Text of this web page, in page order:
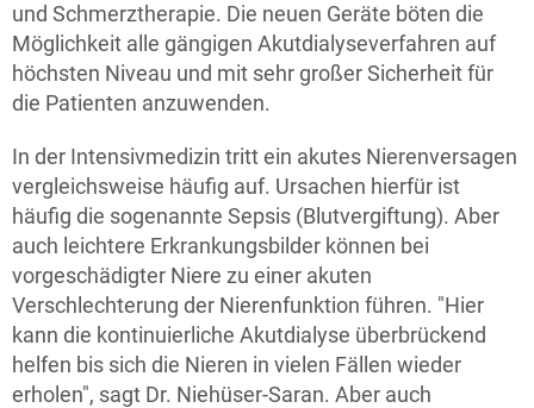
und Schmerztherapie. Die neuen Geräte böten die
Möglichkeit alle gängigen Akutdialyseverfahren auf
höchsten Niveau und mit sehr großer Sicherheit für
die Patienten anzuwenden.
In der Intensivmedizin tritt ein akutes Nierenversagen
vergleichsweise häufig auf. Ursachen hierfür ist
häufig die sogenannte Sepsis (Blutvergiftung). Aber
auch leichtere Erkrankungsbilder können bei
vorgeschädigter Niere zu einer akuten
Verschlechterung der Nierenfunktion führen. "Hier
kann die kontinuierliche Akutdialyse überbrückend
helfen bis sich die Nieren in vielen Fällen wieder
erholen", sagt Dr. Niehüser-Saran. Aber auch